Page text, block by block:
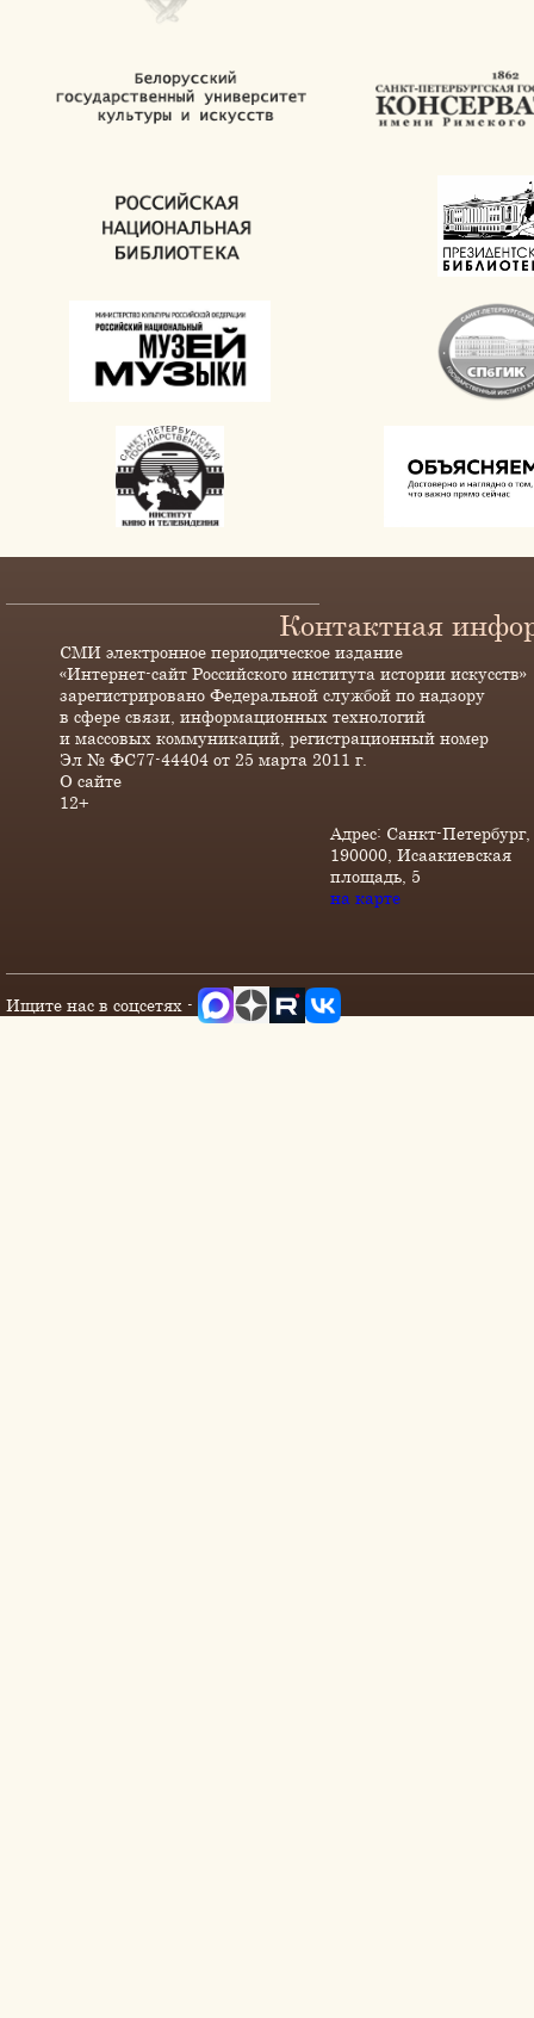
Контактная
СМИ электронное периодическое издание
«Интернет-сайт Российского института истории искусств»
зарегистрировано Федеральной службой по надзору
в сфере связи, информационных технологий
и массовых коммуникаций, регистрационный номер
Эл № ФС77-44404 от 25 марта 2011 г.
О сайте
12+
Адрес: Санкт-Петербург,
190000, Исаакиевская
площадь, 5
на карте
Ищите нас в соцсетях -